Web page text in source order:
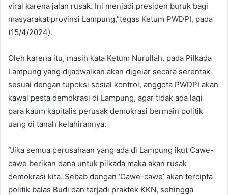
viral karena jalan rusak. Ini menjadi presiden buruk bagi
masyarakat provinsi Lampung,”tegas Ketum PWDPI, pada
(15/4/2024).
Oleh karena itu, masih kata Ketum Nurullah, pada Pilkada
Lampung yang dijadwalkan akan digelar secara serentak
sesuai dengan tupoksi sosial kontrol, anggota PWDPI akan
kawal pesta demokrasi di Lampung, agar tidak ada lagi
para kaum kapitalis perusak demokrasi bermain politik
uang di tanah kelahirannya.
“Jika semua perusahaan yang ada di Lampung ikut Cawe-
cawe berikan dana untuk pilkada maka akan rusak
demokrasi kita. Sebab dengan ‘Cawe-cawe’ akan tercipta
politik balas Budi dan terjadi praktek KKN, sehingga